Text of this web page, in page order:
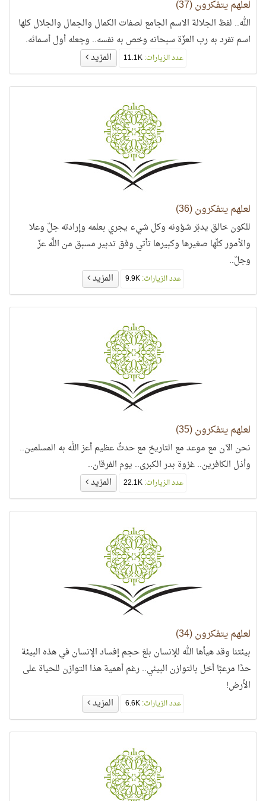
لعلهم يتفكرون (37)
الله.. لفظ الجلالة الاسم الجامع لصفات الكمال والجمال والجلال كلها
اسم تفرد به رب العزّة سبحانه وخص به نفسه.. وجعله أول أسمائه.
عدد الزيارات:11.1K المزيد
لعلهم يتفكرون (36)
للكون خالق يدبّر شؤونه وكل شيء يجري بعلمه وإرادته جلّ وعلا
والأمور كلّها صغيرها وكبيرها تأتي وفق تدبير مسبق من اللَّه عزّ
وجلّ..
عدد الزيارات: المزيد
لعلهم يتفكرون (35)
نحن الآن مع موعد مع التاريخ مع حدثٌ عظيم أعز الله به المسلمين..
وأذل الكافرين.. غزوة بدر الكبرى.. يوم الفرقان..
عدد الزيارات:22.1K المزيد
لعلهم يتفكرون (34)
بيئتنا وقد هيأها الله للإنسان بلغ حجم إفساد الإنسان في هذه البيئة
حدًا مرعبًا أخل بالتوازن البيئي.. رغم أهمية هذا التوازن للحياة على
الأرض!
عدد الزيارات: المزيد